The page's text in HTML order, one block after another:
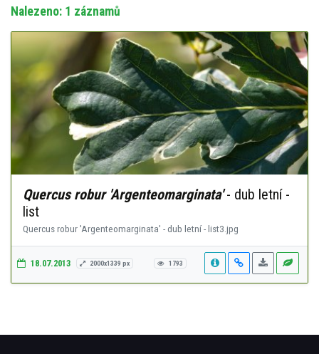
Nalezeno: 1 záznamů
Quercus robur 'Argenteomarginata'- dub letní -
list
Quercus robur 'Argenteomarginata' - dub letní - list3.jpg
18.07.2013 2000x1339 px 1793